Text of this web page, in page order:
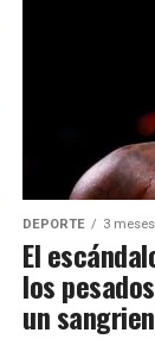
DEPORTE 3
El
los
un